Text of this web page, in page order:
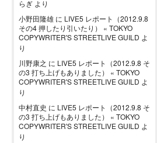
らぎ より
小野田隆雄 に LIVE5 レポート（2012.9.8
その4 押したり引いたり） « TOKYO
COPYWRITER'S STREETLIVE GUILD よ
り
川野康之 に LIVE5 レポート（2012.9.8 そ
の3 打ち上げもありました） « TOKYO
COPYWRITER'S STREETLIVE GUILD よ
り
中村直史 に LIVE5 レポート（2012.9.8 そ
の3 打ち上げもありました） « TOKYO
COPYWRITER'S STREETLIVE GUILD よ
り